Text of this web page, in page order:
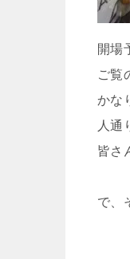
開場
ご覧
かな
人通
皆さ
で、